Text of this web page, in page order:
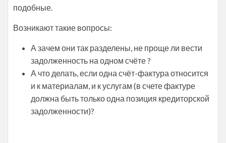
подобные.
Возникают такие вопросы:
А зачем они так разделены, не проще ли вести
задолженность на одном счёте ?
А что делать, если одна счёт-фактура относится
и к материалам, и к услугам (в счете фактуре
должна быть только одна позиция кредиторской
задолженности)?